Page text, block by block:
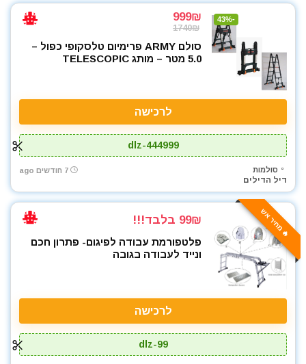
-43%
999₪
1740₪
סולם ARMY פרימיום טלסקופי כפול –
5.0 מטר – מותג TELESCOPIC
לרכישה
dlz-444999
סולמות
דיל הדילים
7 חודשים ago
🔥 מחיר אש 99₪ בלבד!!!
פלטפורמת עבודה לפיגום- פתרון חכם
ונייד לעבודה בגובה
לרכישה
dlz-99